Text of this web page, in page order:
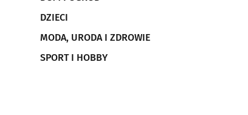
DZIECI
MODA, URODA I ZDROWIE
SPORT I HOBBY